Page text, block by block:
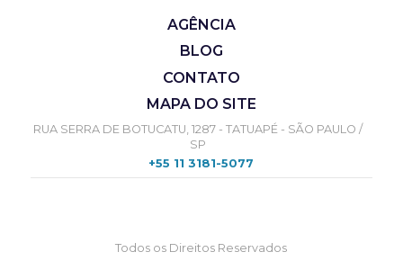
AGÊNCIA
BLOG
CONTATO
MAPA DO SITE
RUA SERRA DE BOTUCATU, 1287 - TATUAPÉ - SÃO PAULO /
SP
+55 11 3181-5077
Todos os Direitos Reservados